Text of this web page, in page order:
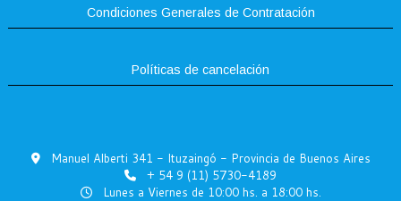
Condiciones Generales de Contratación
Políticas de cancelación
Manuel Alberti 341 - Ituzaingó - Provincia de Buenos Aires
+ 54 9 (11) 5730-4189
Lunes a Viernes de 10:00 hs. a 18:00 hs.